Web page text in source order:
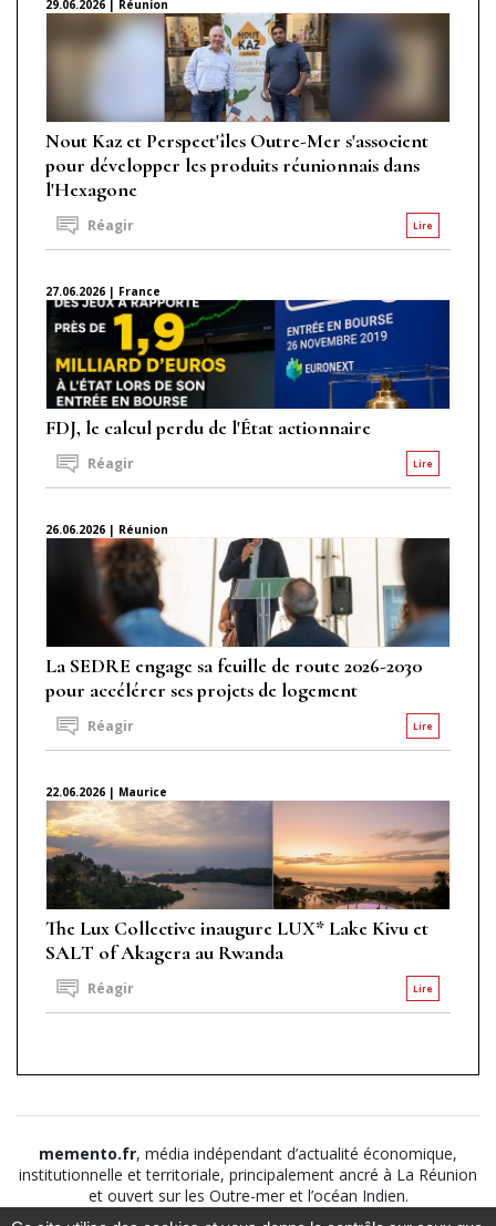
29.06.2026 | Réunion
Nout Kaz et Perspect'îles Outre-Mer s'associent
pour développer les produits réunionnais dans
l'Hexagone
Lire
Réagir
27.06.2026 | France
FDJ, le calcul perdu de l'État actionnaire
Lire
Réagir
26.06.2026 | Réunion
La SEDRE engage sa feuille de route 2026-2030
pour accélérer ses projets de logement
Lire
Réagir
22.06.2026 | Maurice
The Lux Collective inaugure LUX* Lake Kivu et
SALT of Akagera au Rwanda
Lire
Réagir
memento.fr, média indépendant d’actualité économique,
institutionnelle et territoriale, principalement ancré à La Réunion
et ouvert sur les Outre-mer et l’océan Indien.